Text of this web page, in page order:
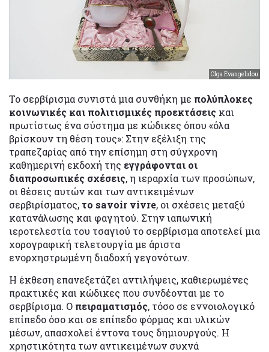
Olga Evangelidou
Το σερβίρισμα συνιστά μια συνθήκη με πολύπλοκες
κοινωνικές και πολιτισμικές προεκτάσεις και
πρωτίστως ένα σύστημα με κώδικες όπου «όλα
βρίσκουν τη θέση τους»: Στην εξέλιξη της
τραπεζαρίας από την επίσημη στη σύγχρονη
καθημερινή εκδοχή της εγγράφονται οι
διαπροσωπικές σχέσεις, η ιεραρχία των προσώπων,
οι θέσεις αυτών και των αντικειμένων
σερβιρίσματος, το savoir vivre, οι σχέσεις μεταξύ
κατανάλωσης και φαγητού. Στην ιαπωνική
ιεροτελεστία του τσαγιού το σερβίρισμα αποτελεί μια
χορογραφική τελετουργία με άριστα
ενορχηστρωμένη διαδοχή γεγονότων.
H έκθεση επανεξετάζει αντιλήψεις, καθιερωμένες
πρακτικές και κώδικες που συνδέονται με το
σερβίρισμα. Ο πειραματισμός, τόσο σε εννοιολογικό
επίπεδο όσο και σε επίπεδο φόρμας και υλικών
μέσων, απασχολεί έντονα τους δημιουργούς. Η
χρηστικότητα των αντικειμένων συχνά